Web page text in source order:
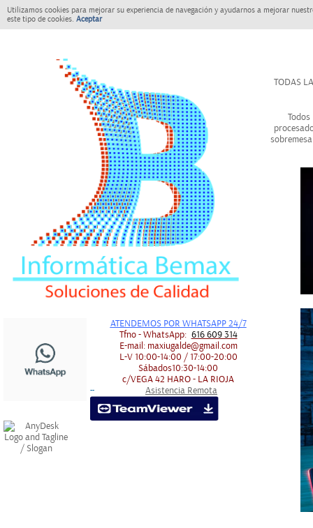
Utilizamos cookies para mejorar su experiencia de navegación y ayudarnos a mejorar
este tipo de cookies. Aceptar
ATENDEMOS POR WHATSAPP 24/7
Tfno - WhatsApp: 616 609 314
E-mail:maxiugalde@gmail.com
L-V10:00-14:00 / 17:00-20:00
Sábados10:30-14:00
c/VEGA 42 HARO - LA RIOJA
-- Asistencia Remota
TODAS